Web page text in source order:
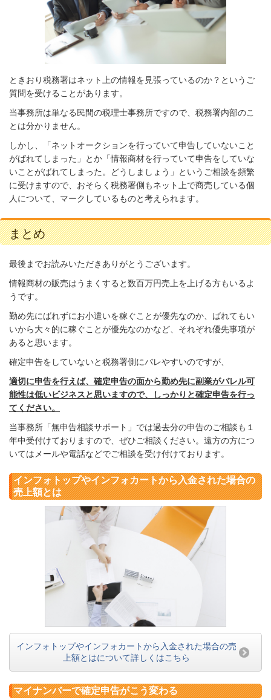
ときおり税務署はネット上の情報を見張っているのか？というご
質問を受けることがあります。
当事務所は単なる民間の税理士事務所ですので、税務署内部のこ
とは分かりません。
しかし、「ネットオークションを行っていて申告していないこと
がばれてしまった」とか「情報商材を行っていて申告をしていな
いことがばれてしまった。どうしましょう」というご相談を頻繁
に受けますので、おそらく税務署側もネット上で商売している個
人について、マークしているものと考えられます。
まとめ
最後までお読みいただきありがとうございます。
情報商材の販売はうまくすると数百万円売上を上げる方もいるよ
うです。
勤め先にばれずにお小遣いを稼ぐことが優先なのか、ばれてもい
いから大々的に稼ぐことが優先なのかなど、それぞれ優先事項が
あると思います。
確定申告をしていないと税務署側にバレやすいのですが、
適切に申告を行えば、確定申告の面から勤め先に副業がバレル可
能性は低いビジネスと思いますので、しっかりと確定申告を行っ
てください。
当事務所「無申告相談サポート」では過去分の申告のご相談も１
年中受付けておりますので、ぜひご相談ください。遠方の方につ
いてはメールや電話などでご相談を受け付けております。
インフォトップやインフォカートから入金された場合の
売上額とは
インフォトップやインフォカートから入金された場合の売
上額とはについて詳しくはこちら
マイナンバーで確定申告がこう変わる